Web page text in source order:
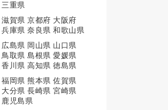
三重県
滋賀県 京都府 大阪府
兵庫県 奈良県 和歌山県
広島県 岡山県 山口県
鳥取県 島根県 愛媛県
香川県 高知県 徳島県
福岡県 熊本県 佐賀県
大分県 長崎県 宮崎県
鹿児島県